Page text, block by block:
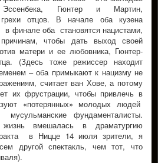
Эссенбека, Гюнтер и Мартин,
отцов. В начале оба кузена
в финале оба становятся нацистами,
чтобы дать выход своей
матери и ее любовника, Гюнтер-
(Здесь тоже режиссер находит
– оба примыкают к нацизму не
считает ван Хове, а потому
их фрустрации, чтобы привлечь в
«потерянных» молодых людей
мусульманские фундаменталисты.
жизнь вмешалась в драматургию
в Ницце 14 июля зрители, я
другой спектакль, чем тот, что